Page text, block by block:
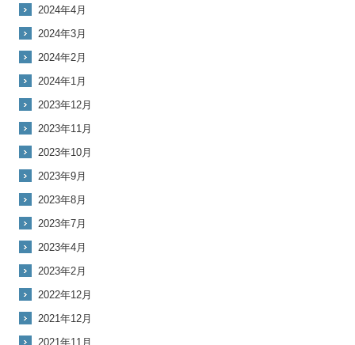
2024年4月
2024年3月
2024年2月
2024年1月
2023年12月
2023年11月
2023年10月
2023年9月
2023年8月
2023年7月
2023年4月
2023年2月
2022年12月
2021年12月
2021年11月